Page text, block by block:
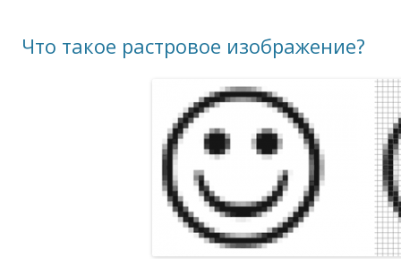
Что такое растровое изображение?